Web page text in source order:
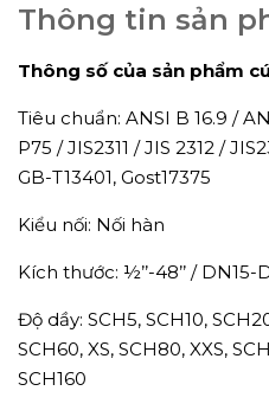
Thông tin sản
Thông số của sản phẩm
Tiêu chuẩn: ANSI B 16.9 /
P75 / JIS2311 / JIS 2312 /
GB-T13401, Gost17375
Kiểu nối: Nối hàn
Kích thước: ½’’-48’’ / DN15-
Độ dầy: SCH5, SCH10,
SCH60, XS, SCH80, XXS,
SCH160